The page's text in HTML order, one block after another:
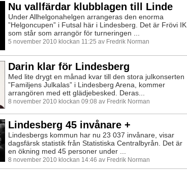
Nu vallfärdar klubblagen till Linde
Under Allhelgonahelgen arrangeras den enorma
”Helgoncupen” i Futsal här i Lindesberg. Det är Frövi IK
som står som arrangör för turneringen ...
5 november 2010 klockan 11:25 av Fredrik Norman
Darin klar för Lindesberg
Med lite drygt en månad kvar till den stora julkonserten
”Familjens Julkalas” i Lindesberg Arena, kommer
arrangören med ett glädjebesked. Deras...
8 november 2010 klockan 09:08 av Fredrik Norman
Lindesberg 45 invånare +
Lindesbergs kommun har nu 23 037 invånare, visar
dagsfärsk statistik från Statistiska Centralbyrån. Det är
en ökning med 45 personer under ...
8 november 2010 klockan 14:46 av Fredrik Norman